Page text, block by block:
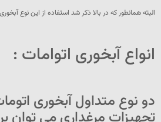
البته همانطور که در بالا ذکر شد استفاده از این نوع
انواع آبخوری اتوامات :
دو نوع متداول آبخوری